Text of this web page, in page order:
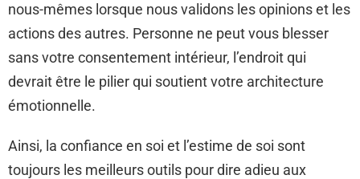
nous-mêmes lorsque nous validons les opinions et les
actions des autres. Personne ne peut vous blesser
sans votre consentement intérieur, l’endroit qui
devrait être le pilier qui soutient votre architecture
émotionnelle.
Ainsi, la confiance en soi et l’estime de soi sont
toujours les meilleurs outils pour dire adieu aux